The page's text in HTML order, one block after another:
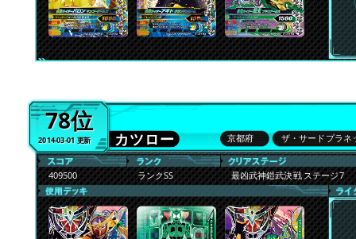
78位
2014-03-01 更新 カツロー 京都府 ザ・サードプラネ
409500 ランクSS 最凶武神鎧武決戦 ステージ7